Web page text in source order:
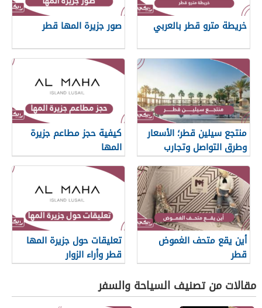
خريطة مترو قطر بالعربي صور جزيرة المها قطر
منتجع سيلين قطر؛ الأسعار
وطرق التواصل وتجارب
العملاء
كيفية حجز مطاعم جزيرة
المها
أين يقع متحف الغموض
قطر
تعليقات حول جزيرة المها
قطر وأراء الزوار
مقالات من تصنيف السياحة والسفر